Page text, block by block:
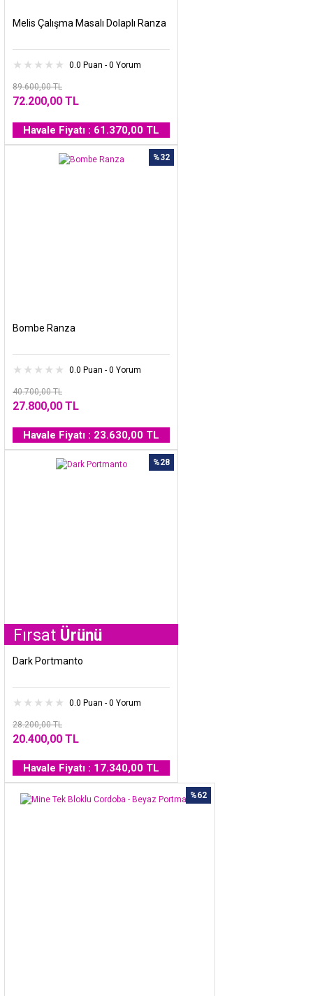
Melis Çalışma Masalı Dolaplı Ranza
0.0 Puan - 0 Yorum
89.600,00 TL
72.200,00 TL
Havale Fiyatı : 61.370,00 TL
%32
Bombe Ranza
0.0 Puan - 0 Yorum
40.700,00 TL
27.800,00 TL
Havale Fiyatı : 23.630,00 TL
%28
Ürünü
Dark Portmanto
0.0 Puan - 0 Yorum
28.200,00 TL
20.400,00 TL
Havale Fiyatı : 17.340,00 TL
%62